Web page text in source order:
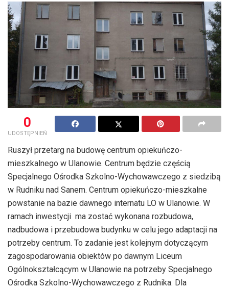
0
UDOSTĘPNIEŃ
Ruszył przetarg na budowę centrum opiekuńczo-
mieszkalnego w Ulanowie. Centrum będzie częścią
Specjalnego Ośrodka Szkolno-Wychowawczego z siedzibą
w Rudniku nad Sanem. Centrum opiekuńczo-mieszkalne
powstanie na bazie dawnego internatu LO w Ulanowie. W
ramach inwestycji ma zostać wykonana rozbudowa,
nadbudowa i przebudowa budynku w celu jego adaptacji na
potrzeby centrum. To zadanie jest kolejnym dotyczącym
zagospodarowania obiektów po dawnym Liceum
Ogólnokształcącym w Ulanowie na potrzeby Specjalnego
Ośrodka Szkolno-Wychowawczego z Rudnika. Dla